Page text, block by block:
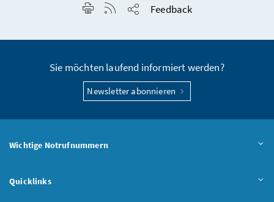
Seite drucken
RSS-Feed anzeigen
Feedback
Sie möchten laufend informiert werden?
Newsletter abonnieren
Wichtige Notrufnummern
Quicklinks